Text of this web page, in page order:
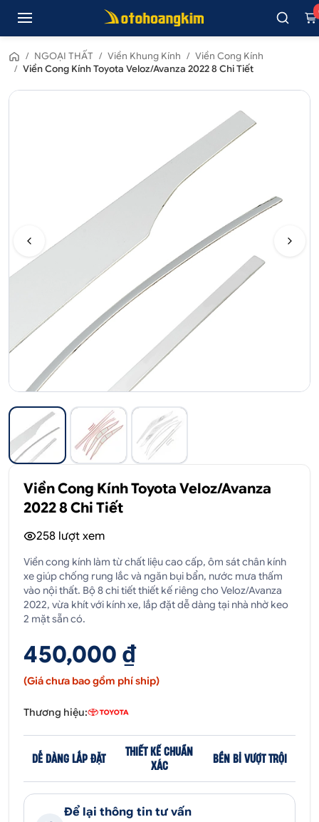
/ NGOẠI THẤT / Viền Khung Kính / Viền Cong Kính
/ Viền Cong Kính Toyota Veloz/Avanza 2022 8 Chi Tiết
Viền Cong Kính Toyota Veloz/Avanza
2022 8 Chi Tiết
258 lượt xem
Viền cong kính làm từ chất liệu cao cấp, ôm sát chân kính
xe giúp chống rung lắc và ngăn bụi bẩn, nước mưa thấm
vào nội thất. Bộ 8 chi tiết thiết kế riêng cho Veloz/Avanza
2022, vừa khít với kính xe, lắp đặt dễ dàng tại nhà nhờ keo
2 mặt sẵn có.
450,000 ₫
(Giá chưa bao gồm phí ship)
Thương hiệu:
DỄ DÀNG LẮP ĐẶT
THIẾT KẾ CHUẨN
XÁC
BỀN BỈ VƯỢT TRỘI
Để lại thông tin tư vấn